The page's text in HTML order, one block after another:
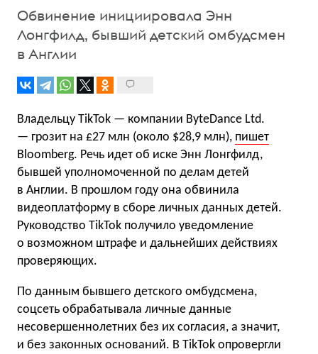
Обвинение инициировала Энн
Лонгфилд, бывший детский омбудсмен
в Англии
Владельцу TikTok — компании ByteDance Ltd.
— грозит на £27 млн (около $28,9 млн), пишет
Bloomberg. Речь идет об иске Энн Лонгфилд,
бывшей уполномоченной по делам детей
в Англии. В прошлом году она обвинила
видеоплатформу в сборе личных данных детей.
Руководство TikTok получило уведомление
о возможном штрафе и дальнейших действиях
проверяющих.
По данным бывшего детского омбудсмена,
соцсеть обрабатывала личные данные
несовершеннолетних без их согласия, а значит,
и без законных оснований. В TikTok опровергли